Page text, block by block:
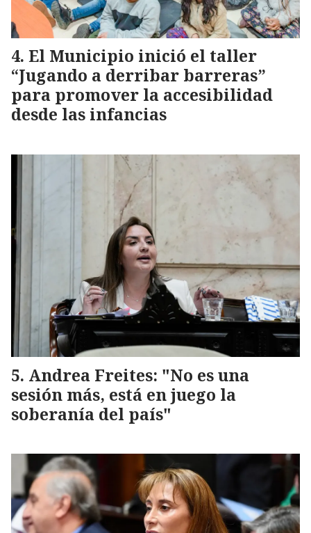
El Municipio inició el taller
“Jugando a derribar barreras”
para promover la accesibilidad
desde las infancias
Andrea Freites: "No es una
sesión más, está en juego la
soberanía del país"